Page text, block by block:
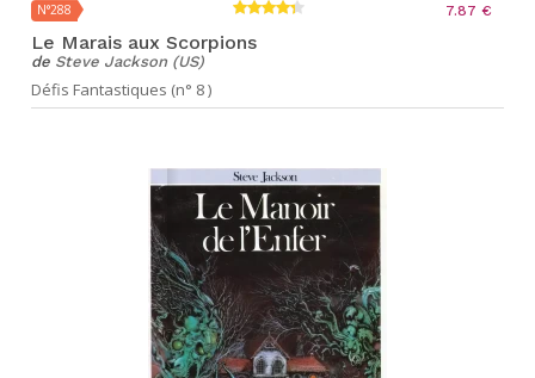
N°288 7.87 €
Le Marais aux Scorpions
de Steve Jackson (US)
Défis Fantastiques (n° 8 )